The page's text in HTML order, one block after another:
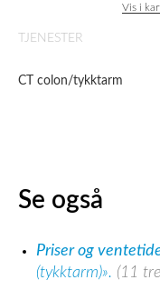
Vis i
TJENESTER
CT colon/tykktarm
Se også
Priser og
(tykktarm)». (11